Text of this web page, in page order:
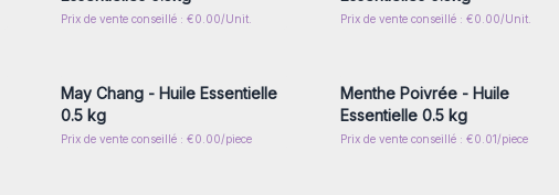
Prix de vente conseillé : €0.00/Unit. Prix de vente conseillé : €0.00/Unit.
Connectez-vous ou inscrivez-
May Chang - Huile Essentielle
0.5 kg
Prix de vente conseillé : €0.00/piece
Connectez-vous ou inscrivez-
Menthe Poivrée - Huile
Essentielle 0.5 kg
Prix de vente conseillé : €0.01/piece
Connectez-vous ou inscrivez-
Connectez-vous ou inscrivez-